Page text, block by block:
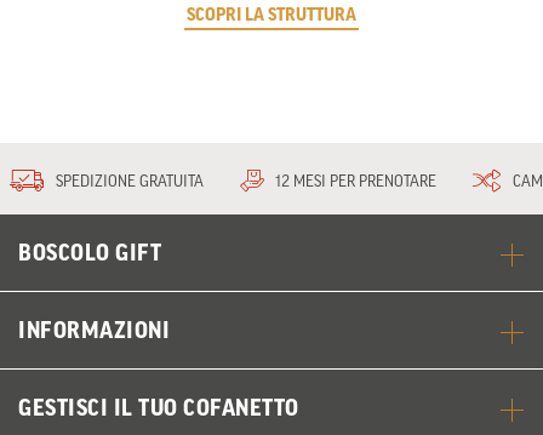
SCOPRI LA STRUTTURA
SPEDIZIONE GRATUITA 12 MESI PER PRENOTARE
BOSCOLO GIFT
INFORMAZIONI
GESTISCI IL TUO COFANETTO